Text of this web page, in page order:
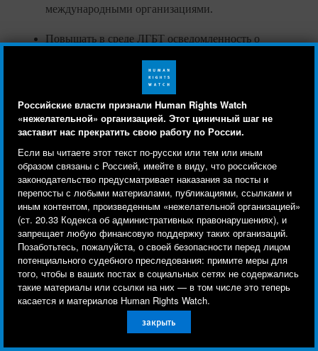
Российские власти признали Human Rights Watch
«нежелательной» организацией. Этот циничный шаг не
заставит нас прекратить свою работу по России.
Если вы читаете этот текст по-русски или тем или иным
образом связаны с Россией, имейте в виду, что российское
законодательство предусматривает наказания за посты и
перепосты с любыми материалами, публикациями, ссылками и
иным контентом, произведенным «нежелательной организацией»
(ст. 20.33 Кодекса об административных правонарушениях), и
запрещает любую финансовую поддержку таких организаций.
Позаботьтесь, пожалуйста, о своей безопасности перед лицом
потенциального судебного преследования: примите меры для
того, чтобы в ваших постах в социальных сетях не содержались
такие материалы или ссылки на них — в том числе это теперь
касается и материалов Human Rights Watch.
закрыть
международными организациями.
Повышать в среде ЛГБТ осведомленность о
нарушениях со стороны милиции, индивидуальных
правах по законодательству Кыргызстана и
международному праву, а также о механизмах
обращения по фактам нарушений со стороны
милиции.
Правозащитным организациям
Кыргызстана, работающим в
области реформирования
правоохранительных органов,
пыток и сопутствующих проблем
Взаимодействовать с ЛГБТ организациями и
оказывать им поддержку в документировании
случаев вымогательства, притеснений, ареста,
произвольного задержания , жестокого обращения,
Human Rights Watch cookie preferences
Мы используем файлы cookie, технологии
отслеживания и сторонние аналитические
инструменты, чтобы лучше понять, кто посещает
сайт, и улучшить ваш опыт взаимодействия с ним.
Используя наш сайт, вы соглашаетесь с этим.
Ознакомьтесь с нашей политикой
конфиденциальности,чтобы узнать, для чего
используются файлы cookie и как изменить ваши
настройки.